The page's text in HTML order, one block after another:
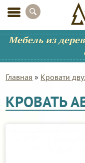
Мебель из
Главная » Кровати
КРОВАТЬ